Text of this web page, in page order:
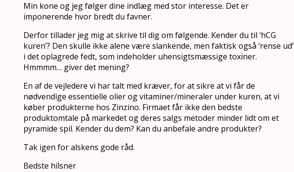
Min kone og jeg følger dine indlæg med stor interesse. Det er
imponerende hvor bredt du favner.
Derfor tillader jeg mig at skrive til dig om følgende. Kender du til ‘hCG
kuren’? Den skulle ikke alene være slankende, men faktisk også ‘rense ud’
i det oplagrede fedt, som indeholder uhensigtsmæssige toxiner.
Hmmmm… giver det mening?
En af de vejledere vi har talt med kræver, for at sikre at vi får de
nødvendige essentielle olier og vitaminer/mineraler under kuren, at vi
køber produkterne hos Zinzino. Firmaet får ikke den bedste
produktomtale på markedet og deres salgs metoder minder lidt om et
pyramide spil. Kender du dem? Kan du anbefale andre produkter?
Tak igen for alskens gode råd.
Bedste hilsner